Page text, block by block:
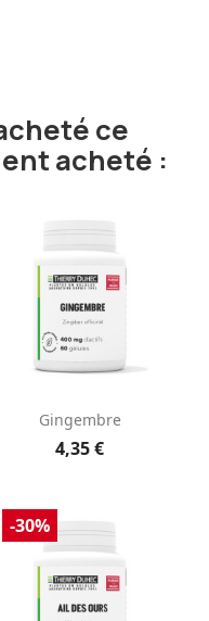
ce
acheté :
Gingembre
4,35 €
-30%